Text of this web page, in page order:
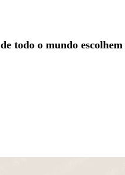
todo o mundo